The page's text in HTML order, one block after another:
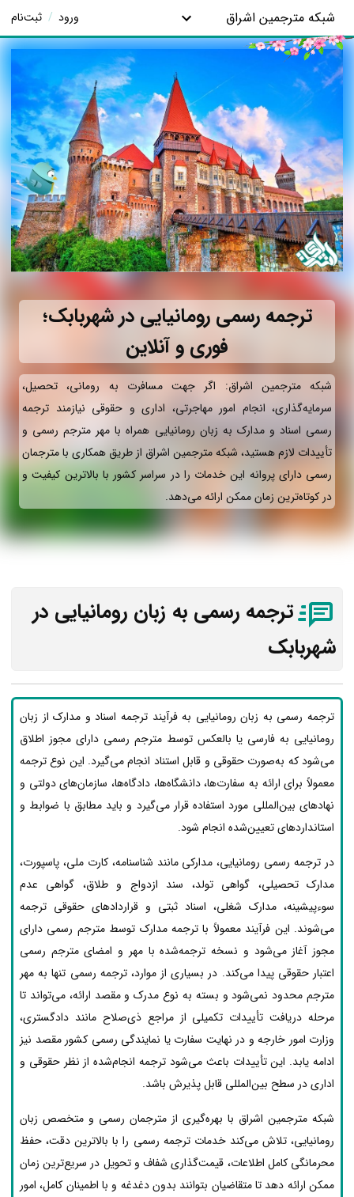
شبکه مترجمین اشراق ورود / ثبت‌نام
ترجمه رسمی رومانیایی در شهربابک؛
فوری و آنلاین
شبکه مترجمین اشراق: اگر جهت مسافرت به رومانی، تحصیل،
سرمایه‌گذاری، انجام امور مهاجرتی، اداری و حقوقی نیازمند ترجمه
رسمی اسناد و مدارک به زبان رومانیایی همراه با مهر مترجم رسمی و
تأییدات لازم هستید، شبکه مترجمین اشراق از طریق همکاری با مترجمان
رسمی دارای پروانه این خدمات را در سراسر کشور با بالاترین کیفیت و
در کوتاه‌ترین زمان ممکن ارائه می‌دهد.
ترجمه رسمی به زبان رومانیایی در
شهربابک
ترجمه رسمی به زبان رومانیایی به فرآیند ترجمه اسناد و مدارک از زبان
رومانیایی به فارسی یا بالعکس توسط مترجم رسمی دارای مجوز اطلاق
می‌شود که به‌صورت حقوقی و قابل استناد انجام می‌گیرد. این نوع ترجمه
معمولاً برای ارائه به سفارت‌ها، دانشگاه‌ها، دادگاه‌ها، سازمان‌های دولتی و
نهادهای بین‌المللی مورد استفاده قرار می‌گیرد و باید مطابق با ضوابط و
استانداردهای تعیین‌شده انجام شود.
در ترجمه رسمی رومانیایی، مدارکی مانند شناسنامه، کارت ملی، پاسپورت،
مدارک تحصیلی، گواهی تولد، سند ازدواج و طلاق، گواهی عدم
سوءپیشینه، مدارک شغلی، اسناد ثبتی و قراردادهای حقوقی ترجمه
می‌شوند. این فرآیند معمولاً با ترجمه مدارک توسط مترجم رسمی دارای
مجوز آغاز می‌شود و نسخه ترجمه‌شده با مهر و امضای مترجم رسمی
اعتبار حقوقی پیدا می‌کند. در بسیاری از موارد، ترجمه رسمی تنها به مهر
مترجم محدود نمی‌شود و بسته به نوع مدرک و مقصد ارائه، می‌تواند تا
مرحله دریافت تأییدات تکمیلی از مراجع ذی‌صلاح مانند دادگستری،
وزارت امور خارجه و در نهایت سفارت یا نمایندگی رسمی کشور مقصد نیز
ادامه یابد. این تأییدات باعث می‌شود ترجمه انجام‌شده از نظر حقوقی و
اداری در سطح بین‌المللی قابل پذیرش باشد.
شبکه مترجمین اشراق با بهره‌گیری از مترجمان رسمی و متخصص زبان
رومانیایی، تلاش می‌کند خدمات ترجمه رسمی را با بالاترین دقت، حفظ
محرمانگی کامل اطلاعات، قیمت‌گذاری شفاف و تحویل در سریع‌ترین زمان
ممکن ارائه دهد تا متقاضیان بتوانند بدون دغدغه و با اطمینان کامل، امور